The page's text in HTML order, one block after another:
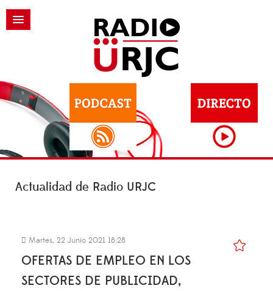
Actualidad de Radio URJC
Martes, 22 Junio 2021 18:28
OFERTAS DE EMPLEO EN LOS
SECTORES DE PUBLICIDAD,